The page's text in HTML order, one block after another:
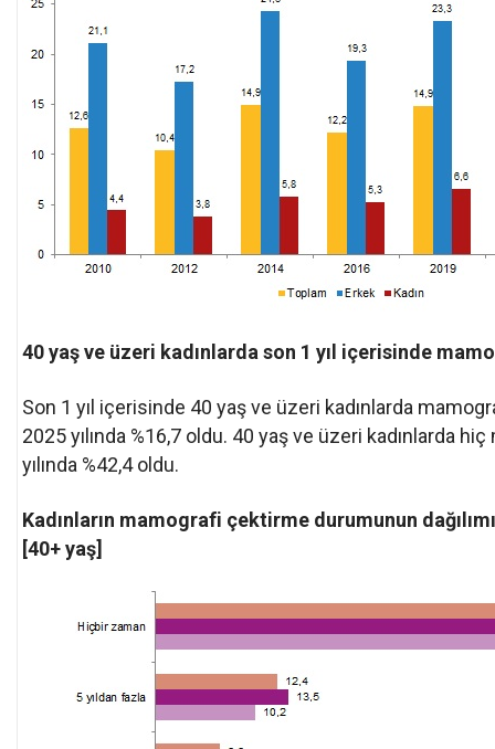
40 yaş ve üzeri kadınlarda son 1 yıl içerisinde
Son 1 yıl içerisinde 40 yaş ve üzeri kadınlarda
2025 yılında %16,7 oldu. 40 yaş ve üzeri kadınlarda
yılında %42,4 oldu.
Kadınların mamografi çektirme durumunun
[40+ yaş]